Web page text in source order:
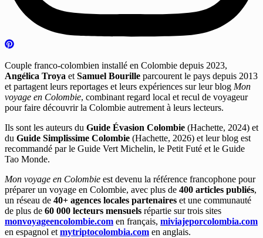
Couple franco-colombien installé en Colombie depuis 2023,
Angélica Troya et Samuel Bourille parcourent le pays depuis 2013
et partagent leurs reportages et leurs expériences sur leur blog Mon
voyage en Colombie, combinant regard local et recul de voyageur
pour faire découvrir la Colombie autrement à leurs lecteurs.
Ils sont les auteurs du Guide Évasion Colombie (Hachette, 2024) et
du Guide Simplissime Colombie (Hachette, 2026) et leur blog est
recommandé par le Guide Vert Michelin, le Petit Futé et le Guide
Tao Monde.
Mon voyage en Colombie est devenu la référence francophone pour
préparer un voyage en Colombie, avec plus de 400 articles publiés,
un réseau de 40+ agences locales partenaires et une communauté
de plus de 60 000 lecteurs mensuels répartie sur trois sites
monvoyageencolombie.com en français, miviajeporcolombia.com
en espagnol et mytriptocolombia.com en anglais.